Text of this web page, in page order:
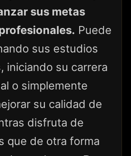
sus metas
Puede
sus estudios
iniciando su carrera
o simplemente
su calidad de
disfruta de
que de otra forma